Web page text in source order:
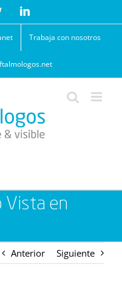
TwitterLinkedIn
Trabaja con nosotros
Vista en
Anterior Siguiente